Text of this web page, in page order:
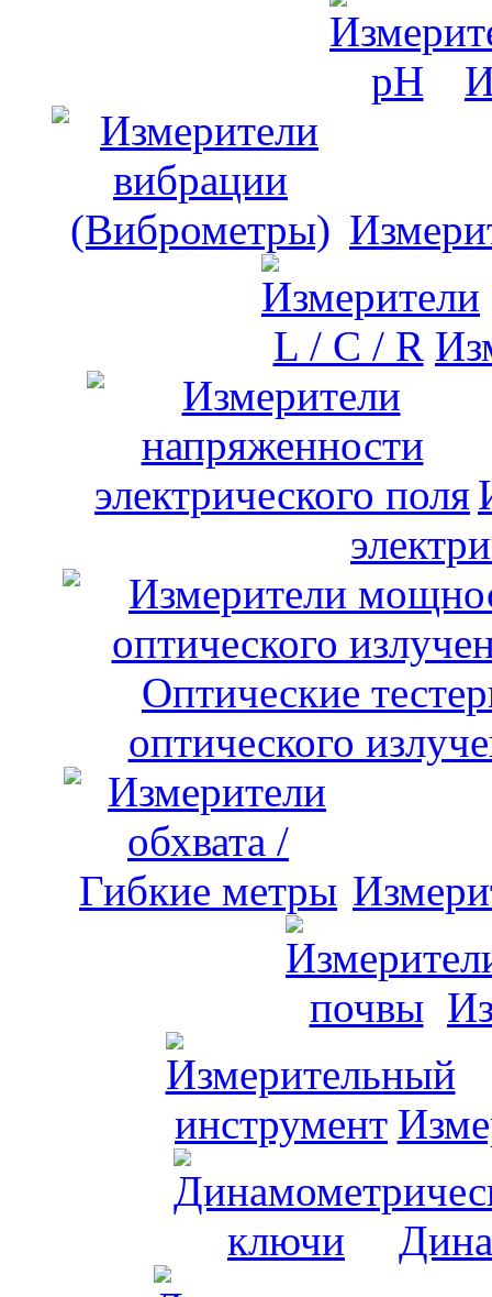
оптического